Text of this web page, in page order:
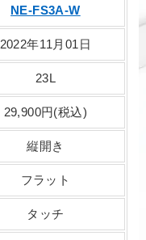
NE-FS3A-W
2022年11月01日
23L
29,900円(税込)
縦開き
フラット
タッチ